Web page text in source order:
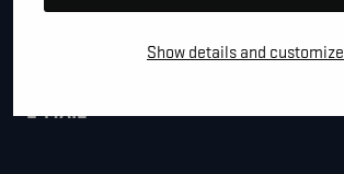
Show details and customize
TELEFOON / MOBIEL *
E-MAIL *